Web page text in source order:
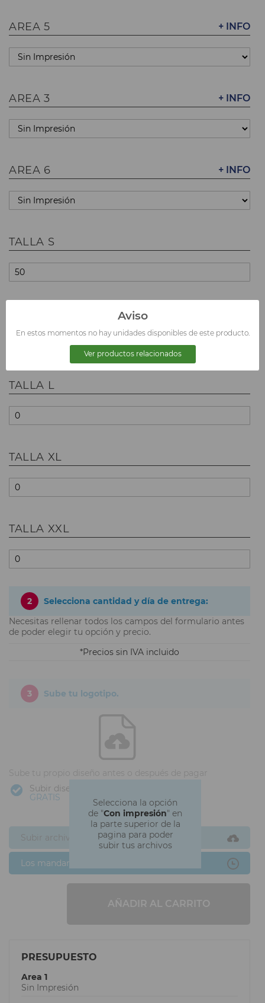
+ INFO
AREA 5
+ INFO
AREA 3
+ INFO
AREA 6
TALLA S
TALLA L
TALLA XL
TALLA XXL
2
Selecciona cantidad y día de entrega:
Necesitas rellenar todos los campos del formulario antes
de poder elegir tu opción y precio.
Precios sin IVA incluido
Selecciona la opción
de "Con impresión" en
la parte superior de la
pagina para poder
subir tus archivos
3 Sube tu logotipo.
Sube tu propio diseño antes o después de pagar
Subir diseño
GRATIS
Subir archivos ahora
Los mandaré después
AÑADIR AL CARRITO
PRESUPUESTO
Area 1
Sin Impresión
Aviso
En estos momentos no hay unidades disponibles de este producto.
Ver productos relacionados